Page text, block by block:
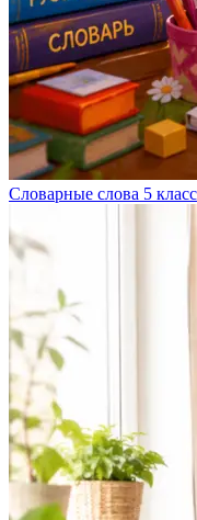
Словарные слова 5 класс